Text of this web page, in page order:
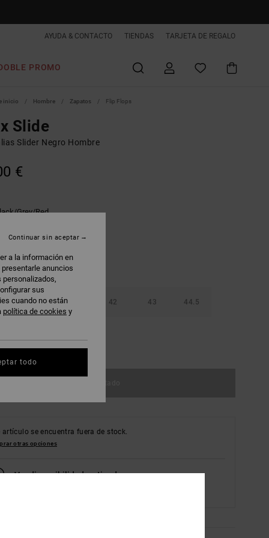
AYUDA & CONTACTO TIENDAS TARJETA DE REGALO
PROMO
inicio Hombre Zapatos Flip Flops
Slide
Slider Negro Hombre
€
grey/red
39 40.5 42 43 44.5
artículo se encuentra fuera de stock.
otras opciones
Ver disponibilidad en tienda
a la información en
anuncios
personalizados,
sus
cuando no están
política de cookies y
Continuar sin aceptar
todo